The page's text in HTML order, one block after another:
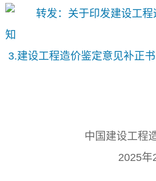
3.建设工程造价鉴定意见补正
中国建设